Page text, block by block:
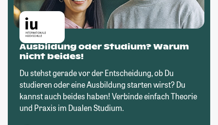
Ausbildung oder Studium? Warum
nicht beides!
Du stehst gerade vor der Entscheidung, ob Du
studieren oder eine Ausbildung starten wirst? Du
kannst auch beides haben! Verbinde einfach Theorie
und Praxis im Dualen Studium.